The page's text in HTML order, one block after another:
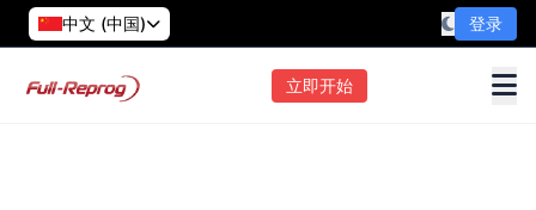
中文 (中国) 登录
立即开始